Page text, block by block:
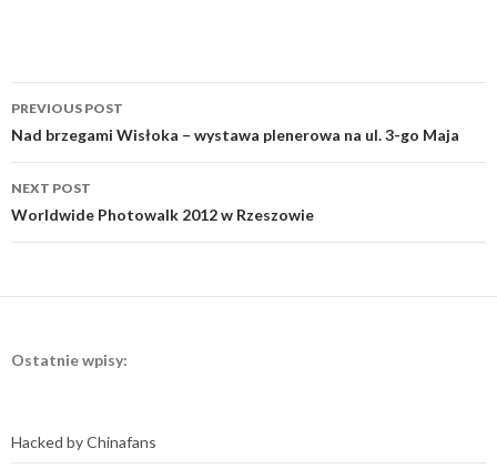
Post
navigation
PREVIOUS POST
Nad brzegami Wisłoka – wystawa plenerowa na ul. 3-go Maja
NEXT POST
Worldwide Photowalk 2012 w Rzeszowie
Ostatnie wpisy:
Hacked by Chinafans